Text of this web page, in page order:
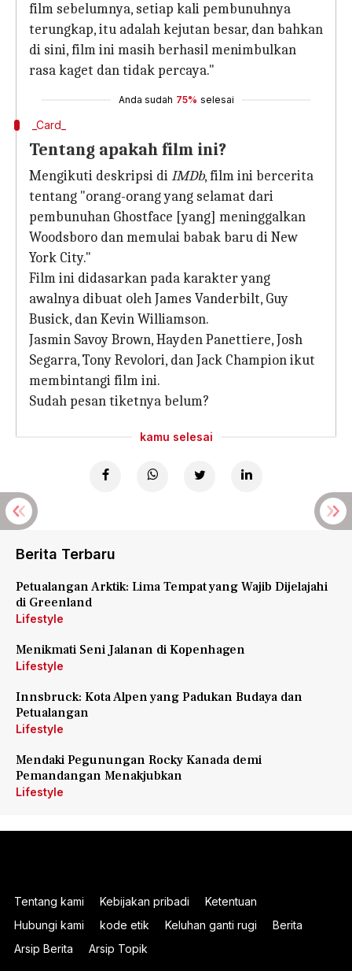
film sebelumnya, setiap kali pembunuhnya
terungkap, itu adalah kejutan besar, dan bahkan
di sini, film ini masih berhasil menimbulkan
rasa kaget dan tidak percaya."
Anda sudah 75% selesai
_Card_
Tentang apakah film ini?
Mengikuti deskripsi diIMDb, film ini bercerita
tentang "orang-orang yang selamat dari
pembunuhan Ghostface [yang] meninggalkan
Woodsboro dan memulai babak baru di New
York City."
Film ini didasarkan pada karakter yang
awalnya dibuat oleh James Vanderbilt, Guy
Busick, dan Kevin Williamson.
Jasmin Savoy Brown, Hayden Panettiere, Josh
Segarra, Tony Revolori, dan Jack Champion ikut
membintangi film ini.
Sudah pesan tiketnya belum?
kamu selesai
Berita Terbaru
Petualangan Arktik: Lima Tempat yang Wajib Dijelajahi
di Greenland
Lifestyle
Menikmati Seni Jalanan di Kopenhagen
Lifestyle
Innsbruck: Kota Alpen yang Padukan Budaya dan
Petualangan
Lifestyle
Mendaki Pegunungan Rocky Kanada demi
Pemandangan Menakjubkan
Lifestyle
Tentang kami Kebijakan pribadi
Ketentuan
Hubungi kami
kode etik Keluhan ganti rugi
Berita
Arsip Berita
Arsip Topik